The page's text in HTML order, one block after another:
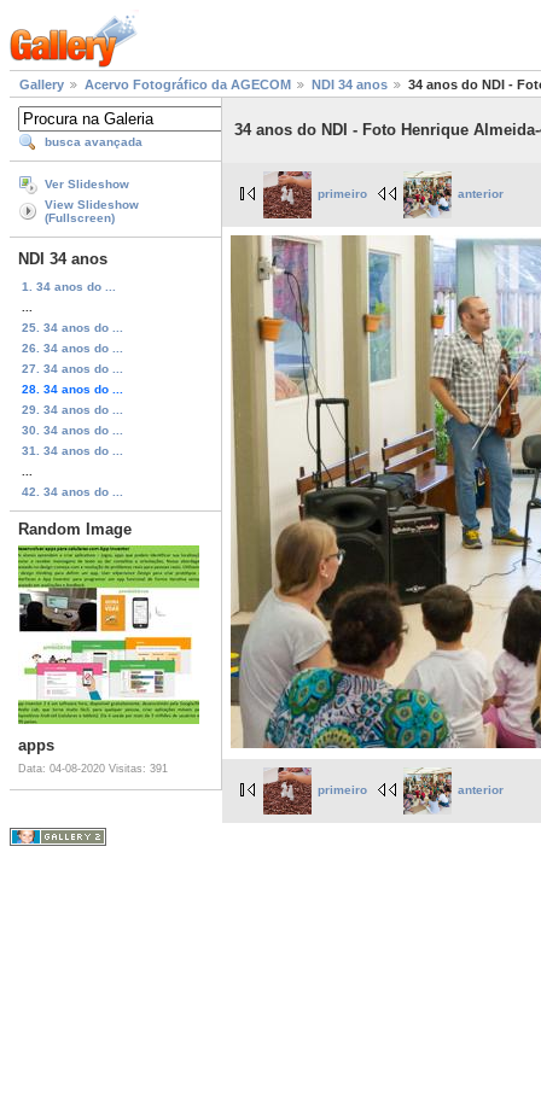
Gallery Acervo Fotográfico da AGECOM NDI 34 anos 34 anos do NDI -
busca avançada
Ver Slideshow
View Slideshow
(Fullscreen)
NDI 34 anos
1. 34 anos do ...
25. 34 anos do ...
26. 34 anos do ...
27. 34 anos do ...
28. 34 anos do ...
29. 34 anos do ...
30. 34 anos do ...
31. 34 anos do ...
42. 34 anos do ...
Random Image
apps
Data: 04-08-2020 Visitas: 391
34 anos do NDI - Foto Henrique
primeiro anterior
primeiro anterior